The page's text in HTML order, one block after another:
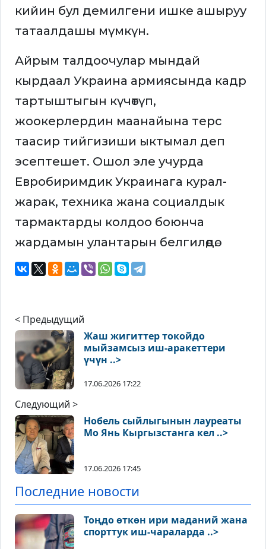
кийин бул демилгени ишке ашыруу
татаалдашы мүмкүн.
Айрым талдоочулар мындай
кырдаал Украина армиясында кадр
тартыштыгын күчөтүп,
жоокерлердин маанайына терс
таасир тийгизиши ыктымал деп
эсептешет. Ошол эле учурда
Евробиримдик Украинага курал-
жарак, техника жана социалдык
тармактарды колдоо боюнча
жардамын улантарын белгилөөдө.
< Предыдущий
Жаш жигиттер токойдо
мыйзамсыз иш-аракеттери
үчүн ..>
17.06.2026 17:22
Следующий >
Нобель сыйлыгынын лауреаты
Мо Янь Кыргызстанга кел ..>
17.06.2026 17:45
Последние новости
Тоңдо өткөн ири маданий жана
спорттук иш-чараларда ..>